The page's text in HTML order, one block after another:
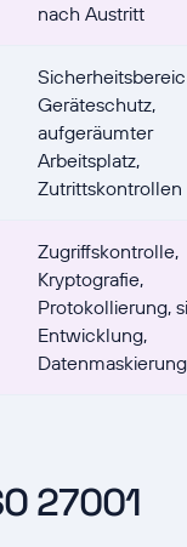
nach Austritt
Geräteschutz,
aufgeräumter
Arbeitsplatz,
Zutrittskontrollen
Zugriffskontrolle,
Kryptografie,
Protokollierung,
Entwicklung,
Datenmaskierung
27001